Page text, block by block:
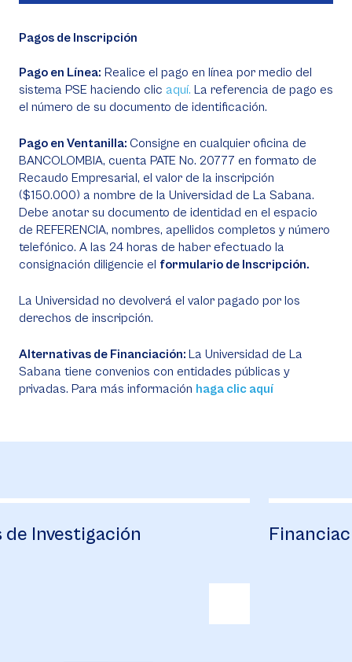
Pagos de Inscripción
Pago en Línea: Realice el pago en línea por medio del
sistema PSE haciendo clic aquí. La referencia de pago es
el número de su documento de identificación.
Pago en Ventanilla: Consigne en cualquier oficina de
BANCOLOMBIA, cuenta PATE No. 20777 en formato de
Recaudo Empresarial, el valor de la inscripción
($150.000) a nombre de la Universidad de La Sabana.
Debe anotar su documento de identidad en el espacio
de REFERENCIA, nombres, apellidos completos y número
telefónico. A las 24 horas de haber efectuado la
consignación diligencie el formulario de Inscripción.
La Universidad no devolverá el valor pagado por los
derechos de inscripción.
Alternativas de Financiación: La Universidad de La
Sabana tiene convenios con entidades públicas y
privadas. Para más información haga clic aquí
Financiación